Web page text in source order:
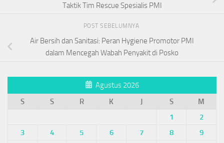
Taktik Tim Rescue Spesialis PMI
POST SEBELUMNYA
Air Bersih dan Sanitasi: Peran Hygiene Promotor PMI
dalam Mencegah Wabah Penyakit di Posko
Agustus 2026
S
S R K J S
M
1
2
3
4 5 6 7 8
9